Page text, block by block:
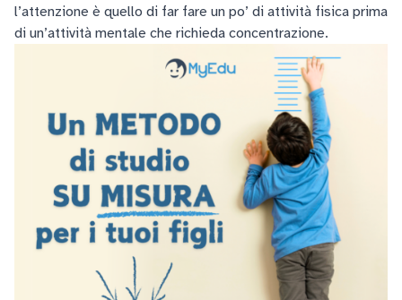
l’attenzione è quello di far fare un po’ di attività fisica prima
di un’attività mentale che richieda concentrazione.